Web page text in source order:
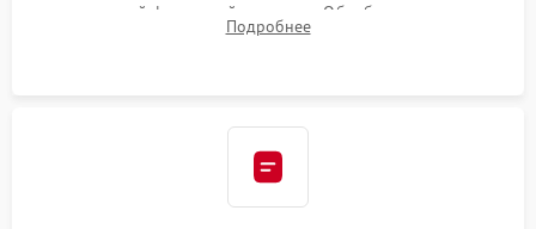
надежной фиксацией хомутами. Обработка стыков
герметиком для предотвращения возможных протечек воды.
Подробнее